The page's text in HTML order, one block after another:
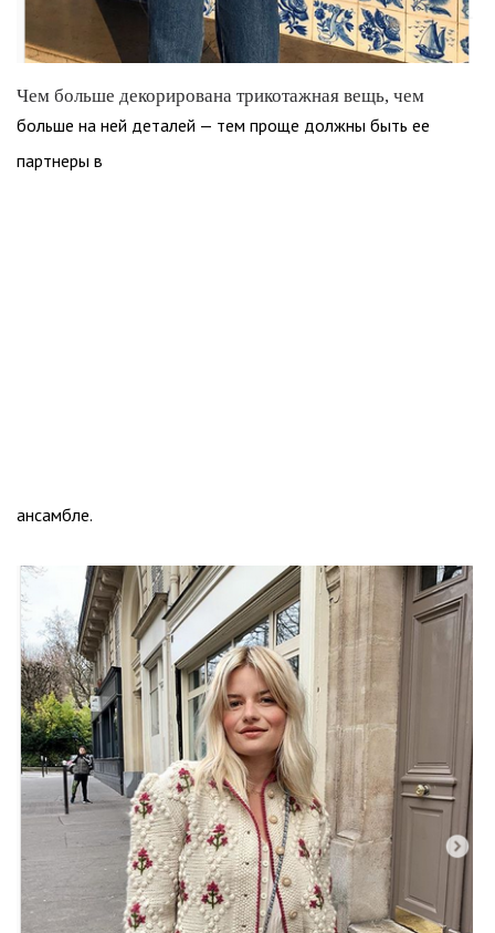
Чем больше декорирована трикотажная вещь, чем
больше на ней деталей — тем проще должны быть ее
партнеры в
ансамбле.